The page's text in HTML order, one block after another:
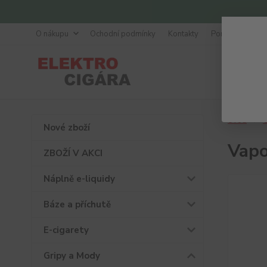
O nákupu Ochodní podmínky Kontakty Poradna
Nové zboží
ZBOŽÍ V AKCI
Náplně e-liquidy
Báze a příchutě
E-cigarety
Gripy a Mody
Úvod